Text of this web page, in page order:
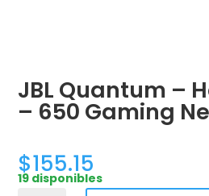
JBL Quantum –
– 650 Gaming
$155.15
19 disponibles